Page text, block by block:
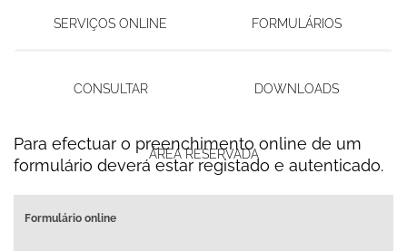
SERVIÇOS ONLINE FORMULÁRIOS
CONSULTAR DOWNLOADS
ÁREA RESERVADA
Para efectuar o preenchimento online de um
formulário deverá estar registado e autenticado.
Formulário online